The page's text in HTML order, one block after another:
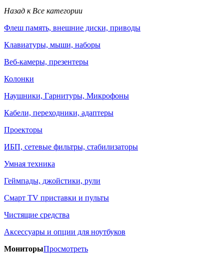
Назад к Все категории
Флеш память, внешние диски, приводы
Клавиатуры, мыши, наборы
Веб-камеры, презентеры
Колонки
Наушники, Гарнитуры, Микрофоны
Кабели, переходники, адаптеры
Проекторы
ИБП, сетевые фильтры, стабилизаторы
Умная техника
Геймпады, джойстики, рули
Смарт TV приставки и пульты
Чистящие средства
Аксессуары и опции для ноутбуков
МониторыПросмотреть